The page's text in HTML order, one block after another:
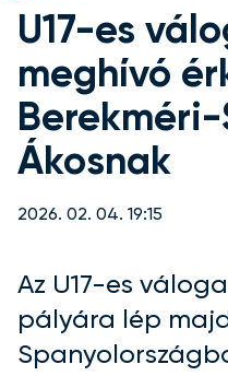
U17-es
meghívó
Ákosnak
2026. 02. 04. 19:15
Az U17-es
pályára lép